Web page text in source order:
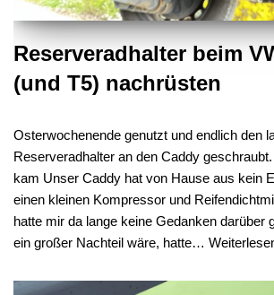
Reserveradhalter beim
(und T5) nachrüsten
Osterwochenende genutzt und endlich den
Reserveradhalter an den Caddy
kam Unser Caddy hat von Hause aus kein
einen kleinen Kompressor und
hatte mir da lange keine Gedanken darüber
ein großer Nachteil wäre, hatte…